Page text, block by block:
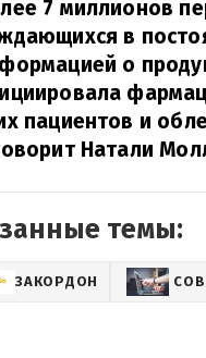
7 миллионов
в
о
пациентов и
Натали
темы:
ЗАКОРДОН